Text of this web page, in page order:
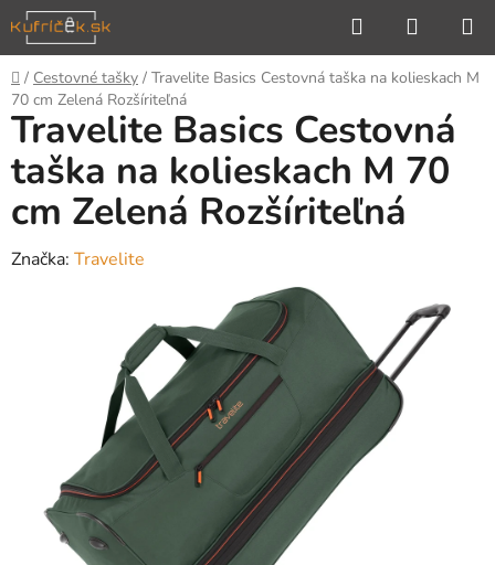
Prejsť
na
obsah
Hľadať
KOŠÍK
Domov
/ Cestovné tašky / Travelite Basics Cestovná taška na kolieskach M
70 cm Zelená Rozšíriteľná
Travelite Basics Cestovná
taška na kolieskach M 70
cm Zelená Rozšíriteľná
Značka: Travelite